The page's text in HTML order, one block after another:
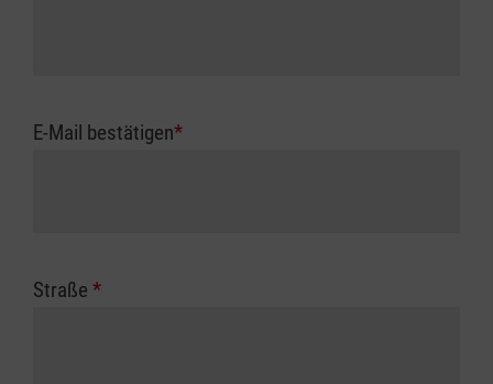
E-Mail bestätigen*
Straße *